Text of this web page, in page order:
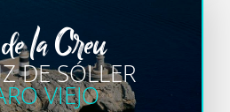
la Creu
DE SÓLLER
VIEJO